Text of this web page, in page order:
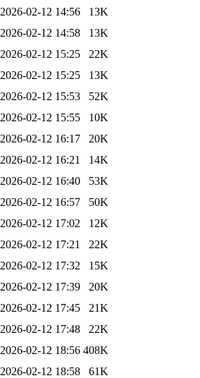
2026-02-12 14:56
13K
2026-02-12 14:58
13K
2026-02-12 15:25
22K
2026-02-12 15:25
13K
2026-02-12 15:53
52K
2026-02-12 15:55
10K
2026-02-12 16:17
20K
2026-02-12 16:21
14K
2026-02-12 16:40
53K
2026-02-12 16:57
50K
2026-02-12 17:02
12K
2026-02-12 17:21
22K
2026-02-12 17:32
15K
2026-02-12 17:39
20K
2026-02-12 17:45
21K
2026-02-12 17:48
22K
2026-02-12 18:56 408K
2026-02-12 18:58
61K